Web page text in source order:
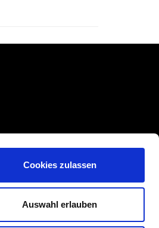
Cookies zulassen
Auswahl erlauben